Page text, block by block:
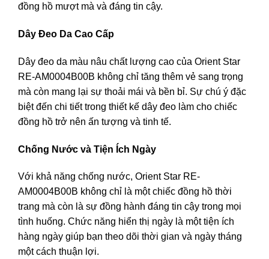
đồng hồ mượt mà và đáng tin cậy.
Dây Đeo Da Cao Cấp
Dây đeo da màu nâu chất lượng cao của Orient Star
RE-AM0004B00B không chỉ tăng thêm vẻ sang trọng
mà còn mang lại sự thoải mái và bền bỉ. Sự chú ý đặc
biệt đến chi tiết trong thiết kế dây đeo làm cho chiếc
đồng hồ trở nên ấn tượng và tinh tế.
Chống Nước và Tiện Ích Ngày
Với khả năng chống nước, Orient Star RE-
AM0004B00B không chỉ là một chiếc đồng hồ thời
trang mà còn là sự đồng hành đáng tin cậy trong mọi
tình huống. Chức năng hiển thị ngày là một tiện ích
hàng ngày giúp bạn theo dõi thời gian và ngày tháng
một cách thuận lợi.